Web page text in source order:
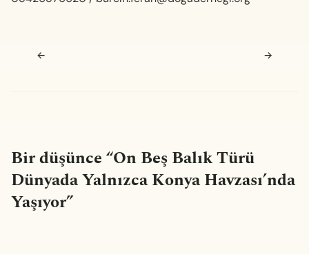
Navigasyon sonrası
← →
Bir düşünce “On Beş Balık Türü
Dünyada Yalnızca Konya Havzası’nda
Yaşıyor”